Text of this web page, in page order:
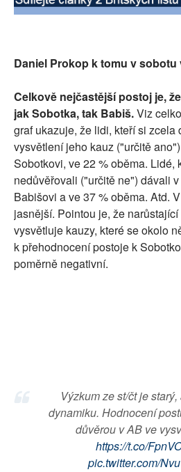
SOCIÁLNÍ SÍTĚ
Daniel Prokop k tomu v
Celkově nejčastější postoj je,
jak Sobotka, tak Babiš.Viz
graf ukazuje, že lidi, kteří si zcela
vysvětlení jeho kauz ("určitě
Sobotkovi, ve 22 % oběma. Lidé,
nedůvěřovali ("určitě ne") dávali
Babišovi a ve 37 % oběma. Atd.
jasnější. Pointou je, že
vysvětluje kauzy, které se okolo
k přehodnocení postoje k
poměrně negativní.
Výzkum ze st/čt je
dynamiku. Hodnocení
důvěrou v AB ve
https://t.co/
pic.twitter.com/